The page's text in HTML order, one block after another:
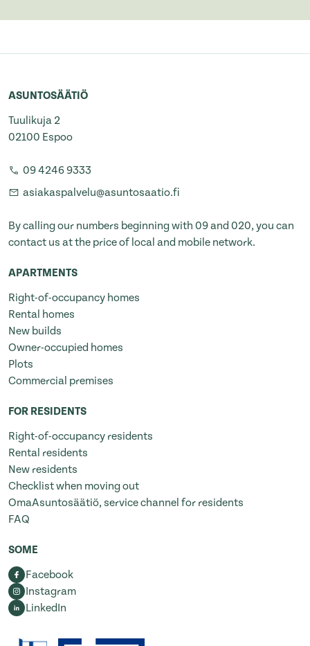
ASUNTOSÄÄTIÖ
Tuulikuja 2
02100 Espoo
09 4246 9333
asiakaspalvelu@asuntosaatio.fi
By calling our numbers beginning with 09 and 020, you can
contact us at the price of local and mobile network.
APARTMENTS
Right-of-occupancy homes
Rental homes
New builds
Owner-occupied homes
Plots
Commercial premises
FOR RESIDENTS
Right-of-occupancy residents
Rental residents
New residents
Checklist when moving out
OmaAsuntosäätiö, service channel for residents
FAQ
SOME
Facebook
Instagram
LinkedIn